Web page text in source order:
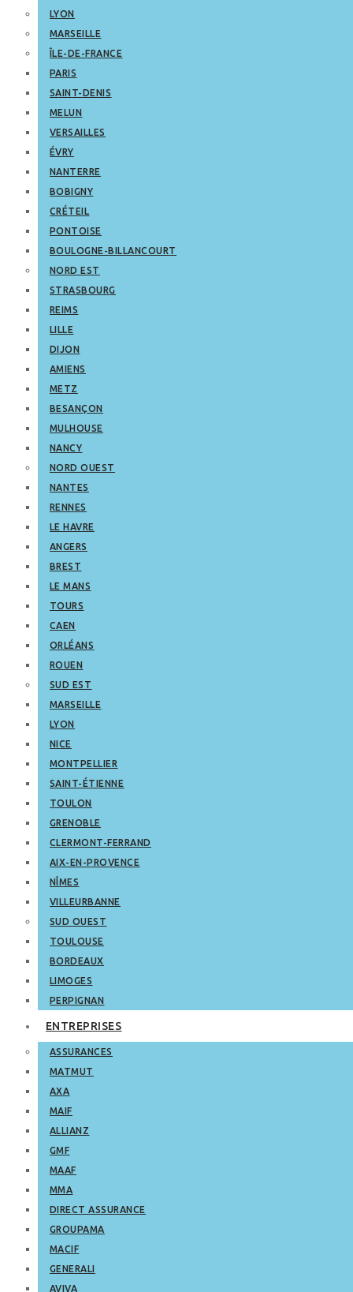
LYON
MARSEILLE
ÎLE-DE-FRANCE
PARIS
SAINT-DENIS
MELUN
VERSAILLES
ÉVRY
NANTERRE
BOBIGNY
CRÉTEIL
PONTOISE
BOULOGNE-BILLANCOURT
NORD EST
STRASBOURG
REIMS
LILLE
DIJON
AMIENS
METZ
BESANÇON
MULHOUSE
NANCY
NORD OUEST
NANTES
RENNES
LE HAVRE
ANGERS
BREST
LE MANS
TOURS
CAEN
ORLÉANS
ROUEN
SUD EST
MARSEILLE
LYON
NICE
MONTPELLIER
SAINT-ÉTIENNE
TOULON
GRENOBLE
CLERMONT-FERRAND
AIX-EN-PROVENCE
NÎMES
VILLEURBANNE
SUD OUEST
TOULOUSE
BORDEAUX
LIMOGES
PERPIGNAN
ENTREPRISES
ASSURANCES
MATMUT
AXA
MAIF
ALLIANZ
GMF
MAAF
MMA
DIRECT ASSURANCE
GROUPAMA
MACIF
GENERALI
AVIVA